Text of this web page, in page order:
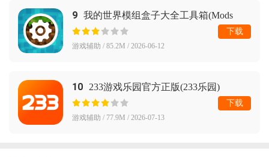
9 我的世界模组盒子大全工具箱(Mods
AddOns for Minecraft PE)
游戏辅助 / 85.2M / 2026-06-12
下载
10 233游戏乐园官方正版(233乐园)
游戏辅助 / 77.9M / 2026-07-13
下载